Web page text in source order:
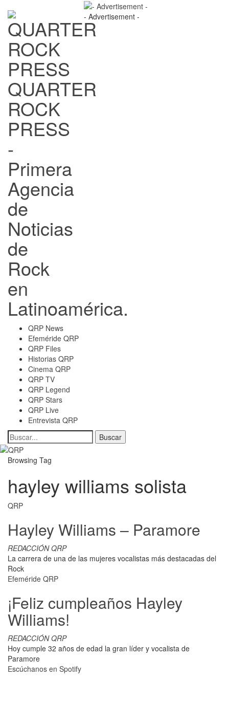
QUARTER
ROCK
PRESS
-
Primera
Agencia
de
Noticias
de
Rock
en
Latinoamérica.
- Advertisement -
QRP News
Efeméride QRP
QRP Files
Historias QRP
Cinema QRP
QRP TV
QRP Legend
QRP Stars
QRP Live
Entrevista QRP
Browsing Tag
hayley williams solista
QRP
Hayley Williams – Paramore
REDACCIÓN QRP
La carrera de una de las mujeres vocalistas más destacadas del
Rock
Efeméride QRP
¡Feliz cumpleaños Hayley
Williams!
REDACCIÓN QRP
Hoy cumple 32 años de edad la gran líder y vocalista de
Paramore
Escúchanos en Spotify